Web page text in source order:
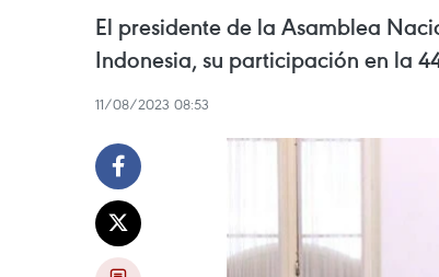
El presidente de la Asamblea
Indonesia, su participación en la
11/08/2023 08:53